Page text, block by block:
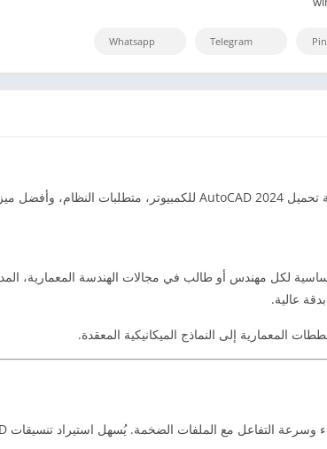
Telegram
Whatsapp
عالية.